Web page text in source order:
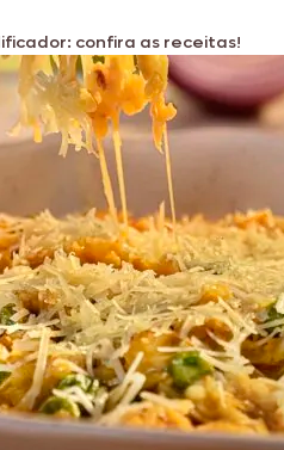
confira as receitas!